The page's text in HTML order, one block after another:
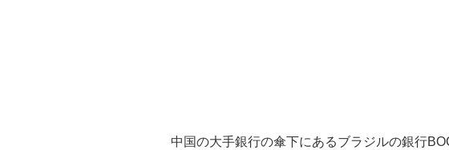
中国の大手銀行の傘下にあるブラジルの銀行